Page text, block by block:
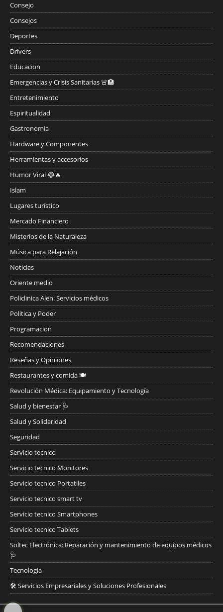
Consejo
Consejos
Deportes
Drivers
Educacion
Emergencias y Crisis Sanitarias 🚨🏥
Entretenimiento
Espiritualidad
Gastronomia
Hardware y Componentes
Herramientas y accesorios
Humor Viral 😂🔥
Islam
Lugares turístico
Mercado Financiero
Misterios de la Naturaleza
Música para Relajación
Noticias
Oriente medio
Policlinica Alen: Servicios médicos
Politica y Poder
Programacion
Recomendaciones
Reseñas y Opiniones
Restaurantes y comida 🍽️
Revolución Médica: Equipamiento y Tecnología
Salud y bienestar 🩺
Salud y Solidaridad
Seguridad
Servicio tecnico
Servicio tecnico Monitores
Servicio tecnico Portatiles
Servicio tecnico smart tv
Servicio tecnico Smartphones
Servicio tecnico Tablets
Soltec Electrónica: Reparación y mantenimiento de equipos médicos
🩺
Tecnologia
🛠️ Servicios Empresariales y Soluciones Profesionales